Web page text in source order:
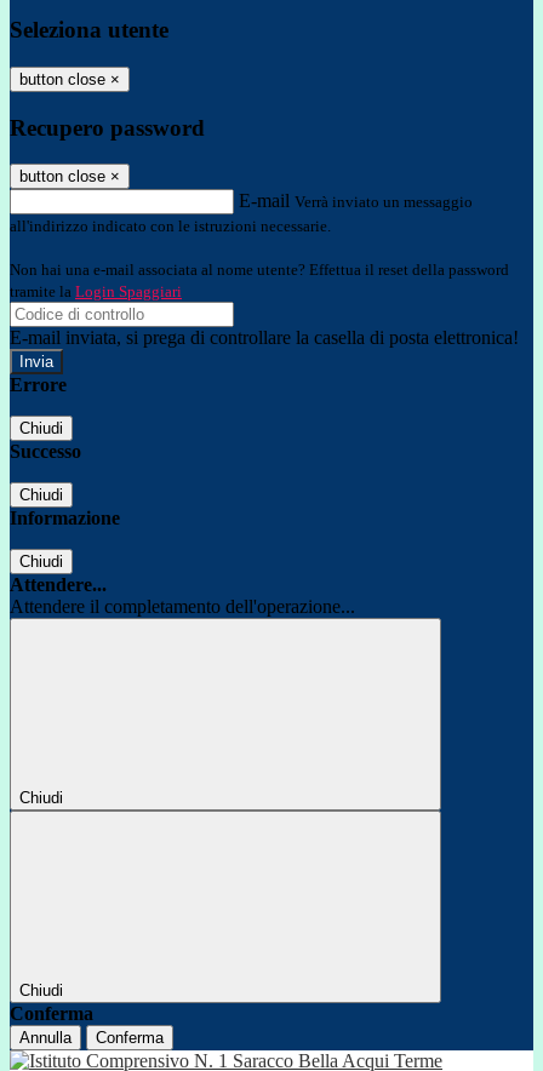
Seleziona utente
button close ×
Recupero password
button close ×
E-mail Verrà inviato un messaggio
all'indirizzo indicato con le istruzioni necessarie.
Non hai una e-mail associata al nome utente? Effettua il reset della password
tramite la Login Spaggiari
E-mail inviata, si prega di controllare la casella di posta elettronica!
Errore
Chiudi
Successo
Chiudi
Informazione
Chiudi
Attendere...
Attendere il completamento dell'operazione...
Chiudi
Chiudi
Conferma
Annulla Conferma